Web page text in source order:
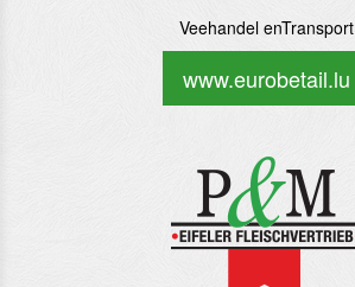
Veehandel enTransport
www.eurobetail.lu